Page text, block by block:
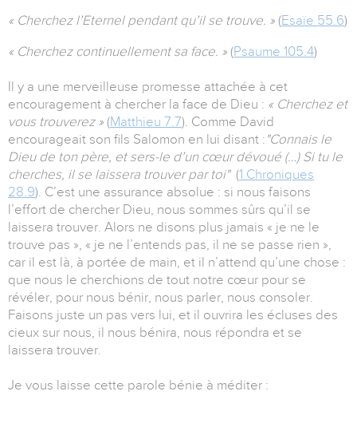
« Cherchez l’Eternel pendant qu’il se trouve. » (Esaïe 55.6)
« Cherchez continuellement sa face. » (Psaume 105.4)
Il y a une merveilleuse promesse attachée à cet
encouragement à chercher la face de Dieu : « Cherchez et
vous trouverez » (Matthieu 7.7). Comme David
encourageait son fils Salomon en lui disant : "Connais le
Dieu de ton père, et sers-le d’un cœur dévoué (…) Si tu le
cherches, il se laissera trouver par toi" (1 Chroniques
28.9). C’est une assurance absolue : si nous faisons
l’effort de chercher Dieu, nous sommes sûrs qu’il se
laissera trouver. Alors ne disons plus jamais « je ne le
trouve pas », « je ne l’entends pas, il ne se passe rien »,
car il est là, à portée de main, et il n’attend qu’une chose :
que nous le cherchions de tout notre cœur pour se
révéler, pour nous bénir, nous parler, nous consoler.
Faisons juste un pas vers lui, et il ouvrira les écluses des
cieux sur nous, il nous bénira, nous répondra et se
laissera trouver.
Je vous laisse cette parole bénie à méditer :